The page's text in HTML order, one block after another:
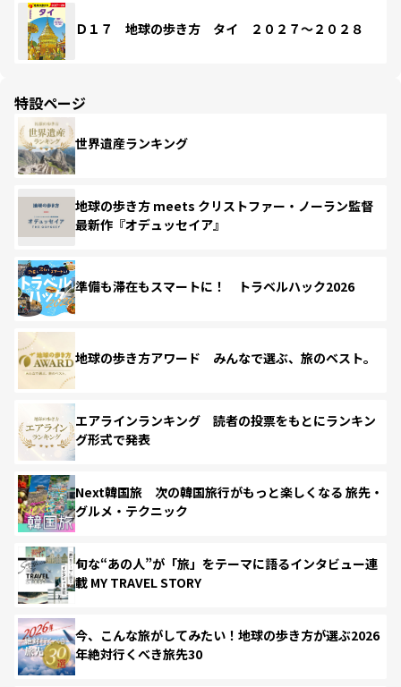
Ｄ１７ 地球の歩き方 タイ ２０２７～２０２８
特設ページ
世界遺産ランキング
地球の歩き方 meets クリストファー・ノーラン監督
最新作『オデュッセイア』
準備も滞在もスマートに！ トラベルハック2026
地球の歩き方アワード みんなで選ぶ、旅のベスト。
エアラインランキング 読者の投票をもとにランキン
グ形式で発表
Next韓国旅 次の韓国旅行がもっと楽しくなる 旅先・
グルメ・テクニック
旬な“あの人”が「旅」をテーマに語るインタビュー連
載 MY TRAVEL STORY
今、こんな旅がしてみたい！地球の歩き方が選ぶ2026
年絶対行くべき旅先30